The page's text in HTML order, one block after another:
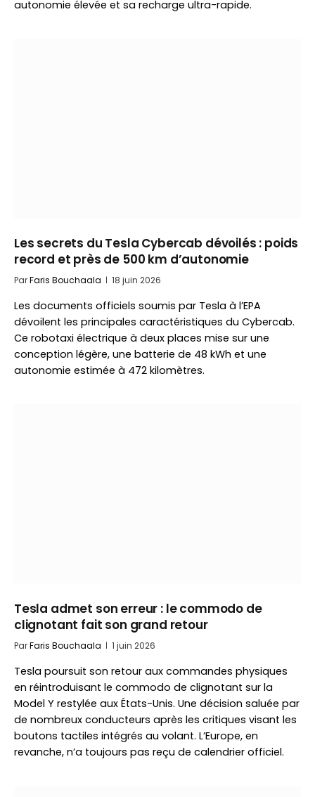
autonomie élevée et sa recharge ultra-rapide.
Les secrets du Tesla Cybercab dévoilés : poids
record et près de 500 km d’autonomie
ParFaris Bouchaala 18 juin 2026
Les documents officiels soumis par Tesla à l’EPA
dévoilent les principales caractéristiques du Cybercab.
Ce robotaxi électrique à deux places mise sur une
conception légère, une batterie de 48 kWh et une
autonomie estimée à 472 kilomètres.
Tesla admet son erreur : le commodo de
clignotant fait son grand retour
ParFaris Bouchaala 1 juin 2026
Tesla poursuit son retour aux commandes physiques
en réintroduisant le commodo de clignotant sur la
Model Y restylée aux États-Unis. Une décision saluée par
de nombreux conducteurs après les critiques visant les
boutons tactiles intégrés au volant. L’Europe, en
revanche, n’a toujours pas reçu de calendrier officiel.